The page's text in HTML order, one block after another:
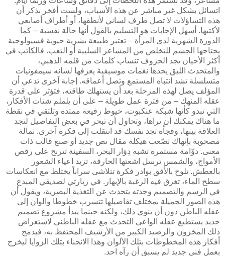
اتسائل بشكل غير مباشر عن هذه الأسباب، ولست أفخر بذكر أن
هذه التساؤلات لا تصل طرف لساني لأنطقها، أو أطراف أصابعي
لأكتبها. أسهل الإجابات هو التسليم بالقول أنها حالة نفسية – كما
الدورة الشهرية لدى المرأة – تعتبر طبيعة بشرية حيوية فسيولوجية
يحتاجها الجسم للتخلص من المشاعر السلبية أو التعب. فالكاتب في
أكثر الأحيان يجد الحروف تنساب كلمات من قلمه الذهبي،
والمتحدث اللبق يجدها نغمات موسيقية يعزفها لسانه سيمفونيات
متسلسلة تشد انتباه المستمع وتصل أعماقه. إجابة آخرى تدعي أن
المؤلف يصل لهذه المرحلة بعد أن يستهلك طاقته، فتؤثر على قدرة
عقله المنهك – من فترة عمل طويلة – على أن يلملم شتات الأفكار،
التي تبدو كأنها شبكة عنكبوت، خيوط رفيعة ممتدة وتلتقي في نقطة
ما هناك يمكنك أن تراها، وتحاول أن تبحر في بعض التفاصيل لتجد
العلاقة بينها، وفجأة تجد نفسك قد انتقلت إلى فكرة آخرى. ثمالة
مصحوبة بإنهاك تصّعب هيكلة مقال نص جديد أو صنع قالب ذات
معنى. دوّامة مستمرة تشبه دِوَار البحر، السفينة تترنح على رقص
الأمواج، والشمس ترسل اشعتها الحارقة، تزيد اعياء الشعور
بالعطش. تلوح بالأفق بوادر فكرة تتلاشى سراباً يختلط مع انعكاسات
سطح الماء، تغرق فيه الرغبة بالإبهار. في زيارتي لصديقي المبدع
في الرسم والتصميم وجدته يتحدث عن التغذية البصرية، ويقول أن
هذه الصور الجميلة بمختلف تفاصيلها تتسرب خطوطا والوان إلى
عقله الباطن دون أن ينوي ذلك، ولكنه حينما يبدأ مشروع تصميم
جديد يستطيع عقله الواعي التحدث مع عقله الباطني لاستعراض
ذلك المخزون والرصيد الكبير من الأرشيف المحتفظ به، فيدمج
أفكار هذه المخطوطات بتلك الألوان وهذا الانحناء بتلك الزوايا ليخرج
بعمل فني جديد لم يسبق أن رآه احد.